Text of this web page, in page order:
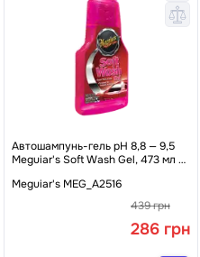
Автошампунь-гель pH 8,8 — 9,5
Meguiar's Soft Wash Gel, 473 мл -
Soft Wash, 473 мл
Meguiar's MEG_А2516
439 грн
286 грн